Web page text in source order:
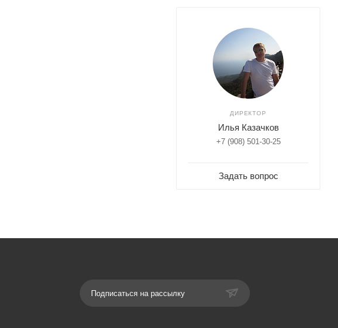
ДИРЕКТОР
Илья Казачков
+7 (908) 501-30-25
Задать вопрос
Подписаться на рассылку